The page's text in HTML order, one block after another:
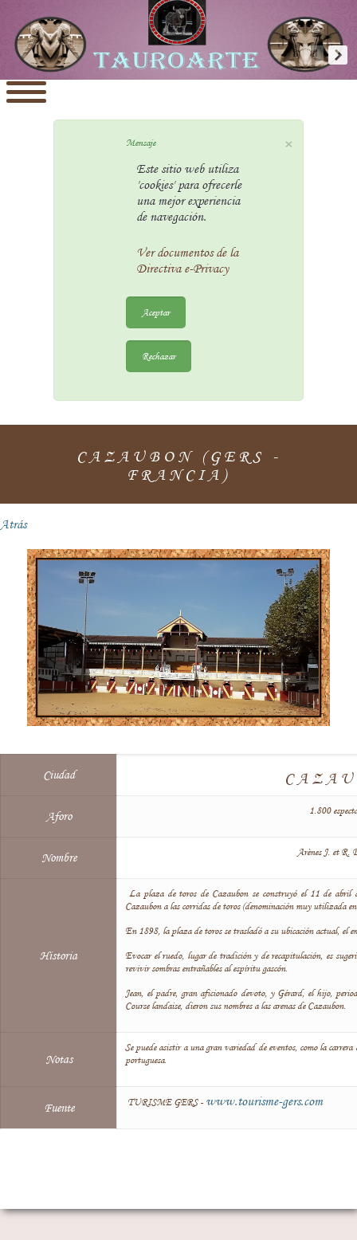
×
Mensaje
Este sitio web utiliza
'cookies' para ofrecerle
una mejor experiencia
de navegación.
Ver documentos de la
Directiva e-Privacy
Aceptar
Rechazar
CAZAUBON (GERS -
FRANCIA)
Atrás
Ciudad
Aforo 1.800
Nombre Arènes J. et R.
Historia
La plaza de toros de Cazaubon se construyó el 11 de
Cazaubon a las corridas de toros (denominación muy utilizada
En 1898, la plaza de toros se trasladó a su ubicación actual, el
Evocar el ruedo, lugar de tradición y de recapitulación, es
revivir sombras entrañables al espíritu gascón.
Jean, el padre, gran aficionado devoto, y Gérard, el hijo,
Course landaise, dieron sus nombres a las arenas de Cazaubon.
Notas
Se puede asistir a una gran variedad de eventos, como la
portuguesa.
Fuente TURISME GERS - www.tourisme-gers.com